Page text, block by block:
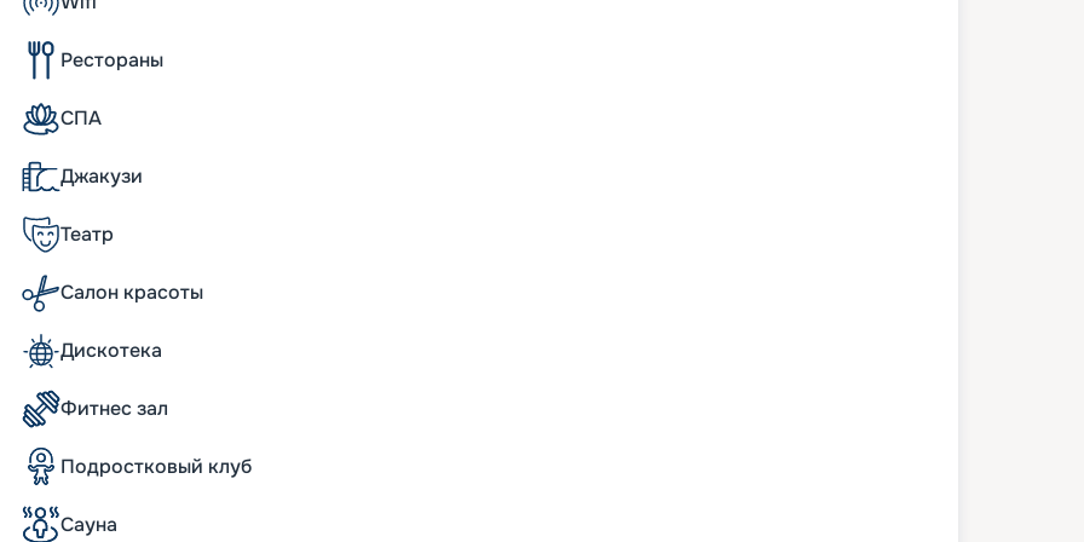
имеют собственные балконы. На борту
размера, но, несмотря на это, он
им удобство в 975 кают,
кают на корабле имеют
из них обладают уютными
по различным палубам и радуют
на борту можно найти небольшие
метров.
практически каждого общественного
обзоры. А семиэтажный
который прекрасно проникает сквозь
мраморных полах, освещает
создавая атмосферу роскоши и
Рестораны
СПА
Джакузи
Театр
Салон красоты
Дискотека
Фитнес зал
Подростковый клуб
Сауна